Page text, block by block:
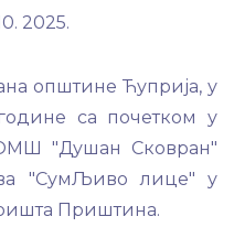
2025.
општине Ћуприја, у
са почетком у
"Душан Сковран"
"СумЉиво лице" у
Приштина.